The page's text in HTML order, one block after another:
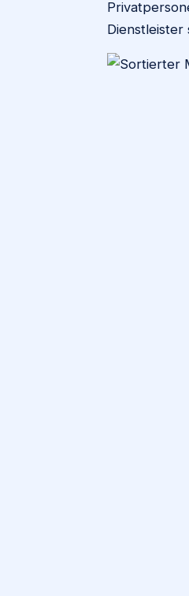
Dienstleister